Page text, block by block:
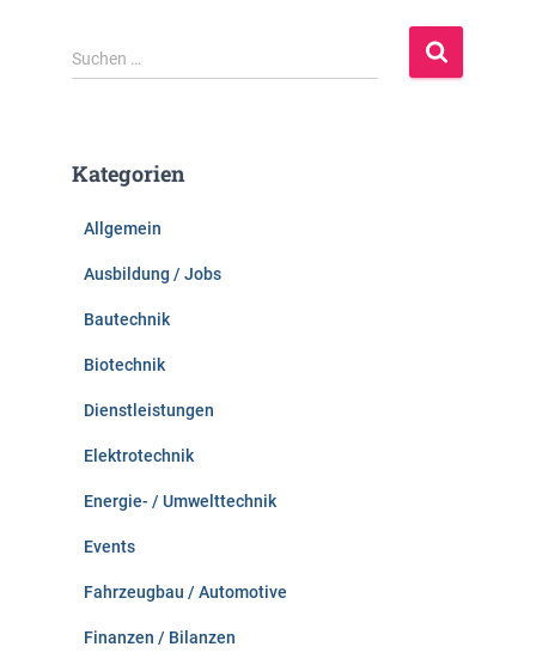
S
u
n
Suchen …
Kategorien
Allgemein
Ausbildung / Jobs
Bautechnik
Biotechnik
Dienstleistungen
Elektrotechnik
Energie- / Umwelttechnik
Events
Fahrzeugbau / Automotive
Finanzen / Bilanzen